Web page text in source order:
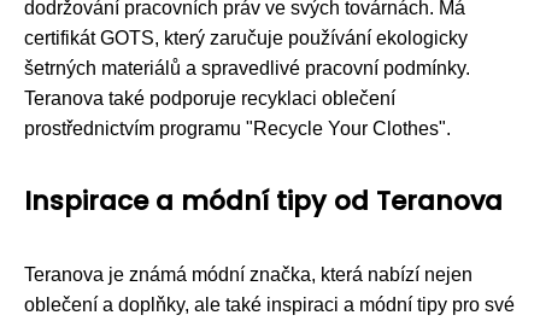
dodržování pracovních práv ve svých továrnách. Má
certifikát GOTS, který zaručuje používání ekologicky
šetrných materiálů a spravedlivé pracovní podmínky.
Teranova také podporuje recyklaci oblečení
prostřednictvím programu "Recycle Your Clothes".
Inspirace a módní tipy od Teranova
Teranova je známá módní značka, která nabízí nejen
oblečení a doplňky, ale také inspiraci a módní tipy pro své